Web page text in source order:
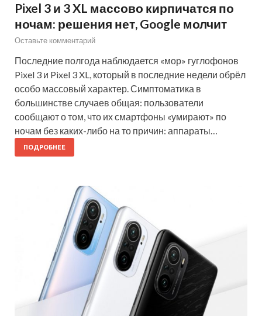
Pixel 3 и 3 XL массово кирпичатся по
ночам: решения нет, Google молчит
Оставьте комментарий
Последние полгода наблюдается «мор» гуглофонов
Pixel 3 и Pixel 3 XL, который в последние недели обрёл
особо массовый характер. Симптоматика в
большинстве случаев общая: пользователи
сообщают о том, что их смартфоны «умирают» по
ночам без каких-либо на то причин: аппараты…
ПОДРОБНЕЕ